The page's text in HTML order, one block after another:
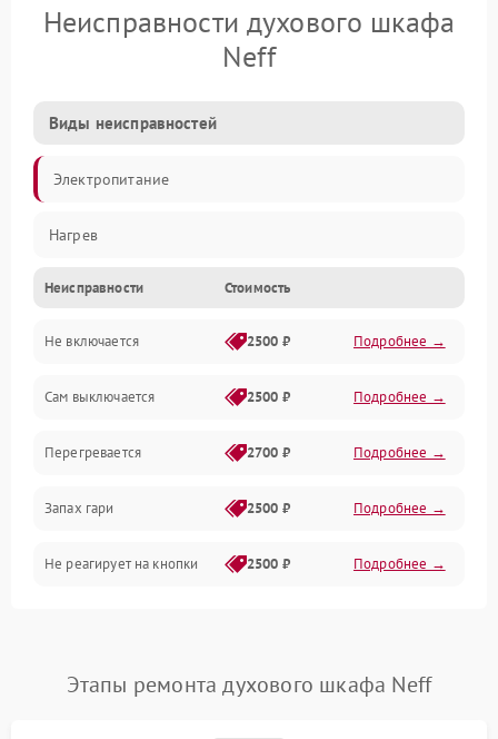
Неисправности духового шкафа
Neff
Виды неисправностей
Электропитание
Нагрев
Неисправности Стоимость
Не включается 2500 ₽ Подробнее →
Сам выключается 2500 ₽ Подробнее →
Перегревается 2700 ₽ Подробнее →
Запах гари 2500 ₽ Подробнее →
Не реагирует на кнопки 2500 ₽ Подробнее →
Этапы ремонта духового шкафа Neff